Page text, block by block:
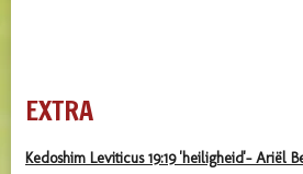
EXTRA
Kedoshim Leviticus 19:19 'heiligheid'- Ariël